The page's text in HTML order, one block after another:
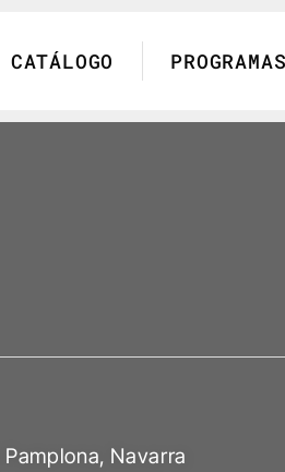
CATÁLOGO PROGRAMAS
Navarra